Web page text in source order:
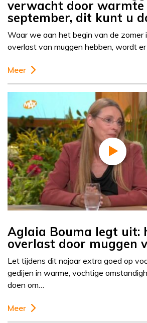
verwacht door warmte
september, dit kunt u
Waar we aan het begin van de zomer
overlast van muggen hebben, wordt
Meer
Aglaia Bouma legt uit:
overlast door muggen
Let tijdens dit najaar extra goed op
gedijen in warme, vochtige
doen om…
Meer